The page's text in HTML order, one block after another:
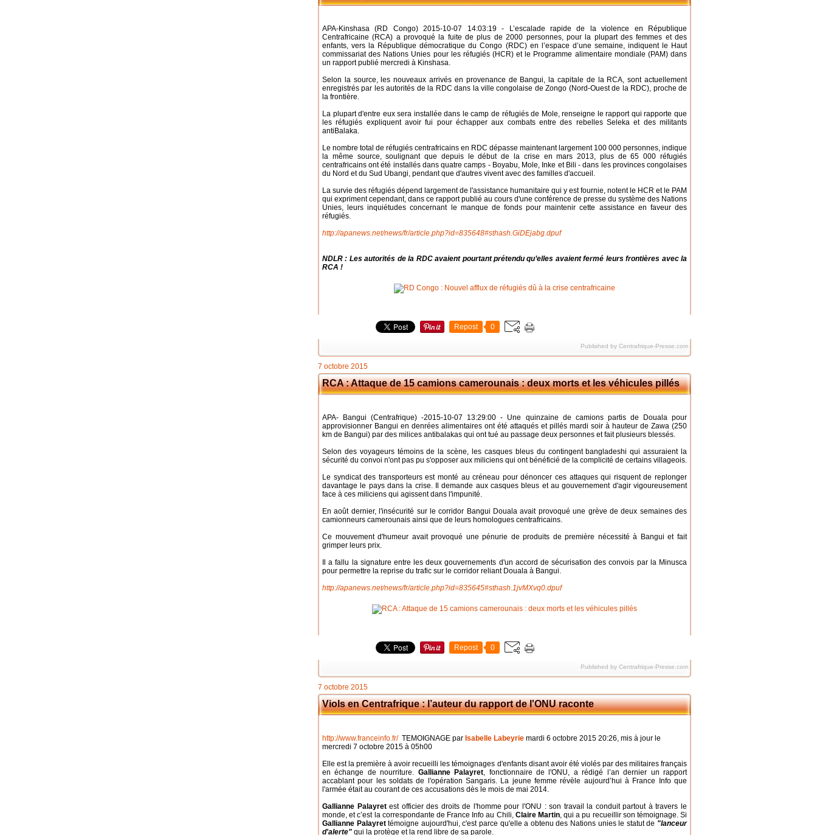
APA-Kinshasa (RD Congo) 2015-10-07 14:03:19 - L’escalade rapide de la violence en République
Centrafricaine (RCA) a provoqué la fuite de plus de 2000 personnes, pour la plupart des femmes et des
enfants, vers la République démocratique du Congo (RDC) en l’espace d’une semaine, indiquent le Haut
commissariat des Nations Unies pour les réfugiés (HCR) et le Programme alimentaire mondiale (PAM) dans
un rapport publié mercredi à Kinshasa.
Selon la source, les nouveaux arrivés en provenance de Bangui, la capitale de la RCA, sont actuellement
enregistrés par les autorités de la RDC dans la ville congolaise de Zongo (Nord-Ouest de la RDC), proche de
la frontière.
La plupart d'entre eux sera installée dans le camp de réfugiés de Mole, renseigne le rapport qui rapporte que
les réfugiés expliquent avoir fui pour échapper aux combats entre des rebelles Seleka et des militants
antiBalaka.
Le nombre total de réfugiés centrafricains en RDC dépasse maintenant largement 100 000 personnes, indique
la même source, soulignant que depuis le début de la crise en mars 2013, plus de 65 000 réfugiés
centrafricains ont été installés dans quatre camps - Boyabu, Mole, Inke et Bili - dans les provinces congolaises
du Nord et du Sud Ubangi, pendant que d'autres vivent avec des familles d'accueil.
La survie des réfugiés dépend largement de l'assistance humanitaire qui y est fournie, notent le HCR et le PAM
qui expriment cependant, dans ce rapport publié au cours d'une conférence de presse du système des Nations
Unies, leurs inquiétudes concernant le manque de fonds pour maintenir cette assistance en faveur des
réfugiés.
http://apanews.net/news/fr/article.php?id=835648#sthash.GiDEjabg.dpuf
NDLR : Les autorités de la RDC avaient pourtant prétendu qu’elles avaient fermé leurs frontières avec la
RCA !
Repost 0
Published by Centrafrique-Presse.com
7 octobre 2015
RCA : Attaque de 15 camions camerounais : deux morts et les véhicules pillés
APA- Bangui (Centrafrique) -2015-10-07 13:29:00 - Une quinzaine de camions partis de Douala pour
approvisionner Bangui en denrées alimentaires ont été attaqués et pillés mardi soir à hauteur de Zawa (250
km de Bangui) par des milices antibalakas qui ont tué au passage deux personnes et fait plusieurs blessés.
Selon des voyageurs témoins de la scène, les casques bleus du contingent bangladeshi qui assuraient la
sécurité du convoi n'ont pas pu s'opposer aux miliciens qui ont bénéficié de la complicité de certains villageois.
Le syndicat des transporteurs est monté au créneau pour dénoncer ces attaques qui risquent de replonger
davantage le pays dans la crise. Il demande aux casques bleus et au gouvernement d'agir vigoureusement
face à ces miliciens qui agissent dans l'impunité.
En août dernier, l'insécurité sur le corridor Bangui Douala avait provoqué une grève de deux semaines des
camionneurs camerounais ainsi que de leurs homologues centrafricains.
Ce mouvement d'humeur avait provoqué une pénurie de produits de première nécessité à Bangui et fait
grimper leurs prix.
Il a fallu la signature entre les deux gouvernements d'un accord de sécurisation des convois par la Minusca
pour permettre la reprise du trafic sur le corridor reliant Douala à Bangui.
http://apanews.net/news/fr/article.php?id=835645#sthash.1jvMXvq0.dpuf
Repost 0
Published by Centrafrique-Presse.com
7 octobre 2015
Viols en Centrafrique : l’auteur du rapport de l'ONU raconte
http://www.franceinfo.fr/TEMOIGNAGE par Isabelle Labeyrie mardi 6 octobre 2015 20:26, mis à jour le
mercredi 7 octobre 2015 à 05h00
Elle est la première à avoir recueilli les témoignages d'enfants disant avoir été violés par des militaires français
en échange de nourriture. Gallianne Palayret, fonctionnaire de l'ONU, a rédigé l’an dernier un rapport
accablant pour les soldats de l'opération Sangaris. La jeune femme révèle aujourd’hui à France Info que
l'armée était au courant de ces accusations dès le mois de mai 2014.
Gallianne Palayretest officier des droits de l'homme pour l'ONU : son travail la conduit partout à travers le
monde, et c’est la correspondante de France Info au Chili, Claire Martin, qui a pu recueillir son témoignage. Si
Gallianne Palayrettémoigne aujourd'hui, c'est parce qu'elle a obtenu des Nations unies le statut de "lanceur
d'alerte" qui la protège et la rend libre de sa parole.